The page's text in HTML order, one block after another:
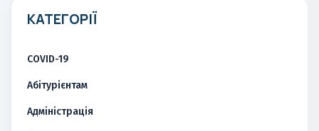
КАТЕГОРІЇ
COVID-19
Абітурієнтам
Адміністрація